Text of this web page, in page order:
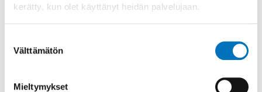
kerätty, kun olet käyttänyt heidän palvelujaan.
valinta
Välttämätön
Mieltymykset
Invalidiliitto edistää ja kehittää fyysisesti
liikkua ja elää täysipainoista e...
Lue lisää